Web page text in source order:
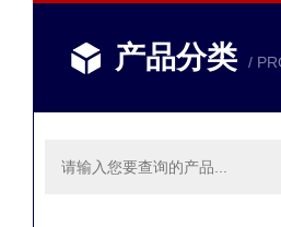
产品分类 /